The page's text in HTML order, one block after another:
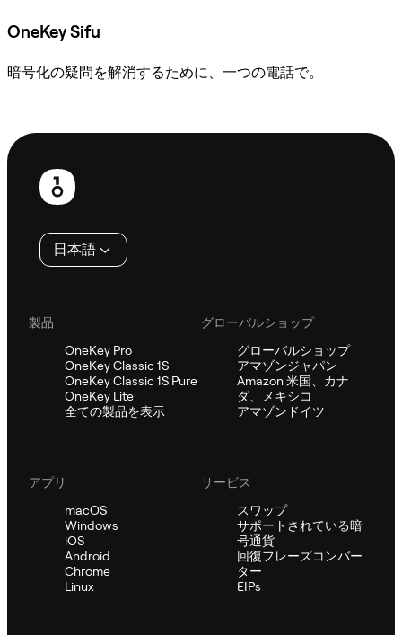
OneKey Sifu
暗号化の疑問を解消するために、一つの電話で。
フ
日本語
製品
OneKey Pro
OneKey Classic 1S
OneKey Classic 1S Pure
OneKey Lite
全ての製品を表示
グローバルショップ
グローバルショップ
アマゾンジャパン
Amazon 米国、カナ
ダ、メキシコ
アマゾンドイツ
アプリ
macOS
Windows
iOS
Android
Chrome
Linux
サービス
スワップ
サポートされている暗
号通貨
回復フレーズコンバー
ター
EIPs